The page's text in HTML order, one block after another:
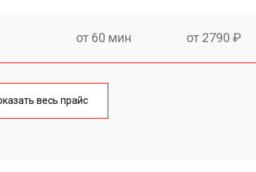
от 60 мин от 2790 ₽
от 60 мин
весь прайс